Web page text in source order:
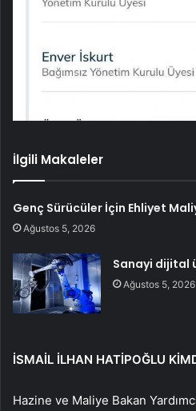
İlgili Makaleler
Genç Sürücüler İçin Ehliyet
Ağustos 5, 2026
Sanayi dijital
Ağustos 5, 2026
İSMAİL İLHAN HATİPOĞLU
Hazine ve Maliye Bakan